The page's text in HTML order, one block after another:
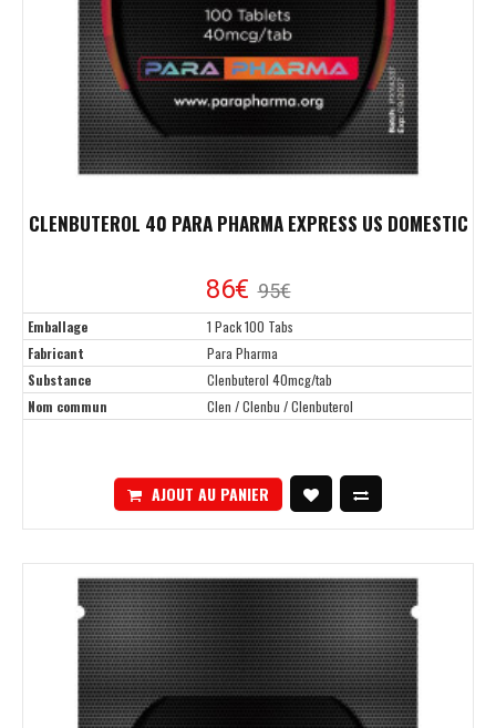
CLENBUTEROL 40 PARA PHARMA EXPRESS US DOMESTIC
86€ 95€
Emballage
1 Pack 100 Tabs
Fabricant
Para Pharma
Substance
Clenbuterol 40mcg/tab
Nom commun
Clen / Clenbu / Clenbuterol
AJOUT AU PANIER